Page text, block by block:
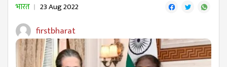
भारत 23 Aug 2022
firstbharat